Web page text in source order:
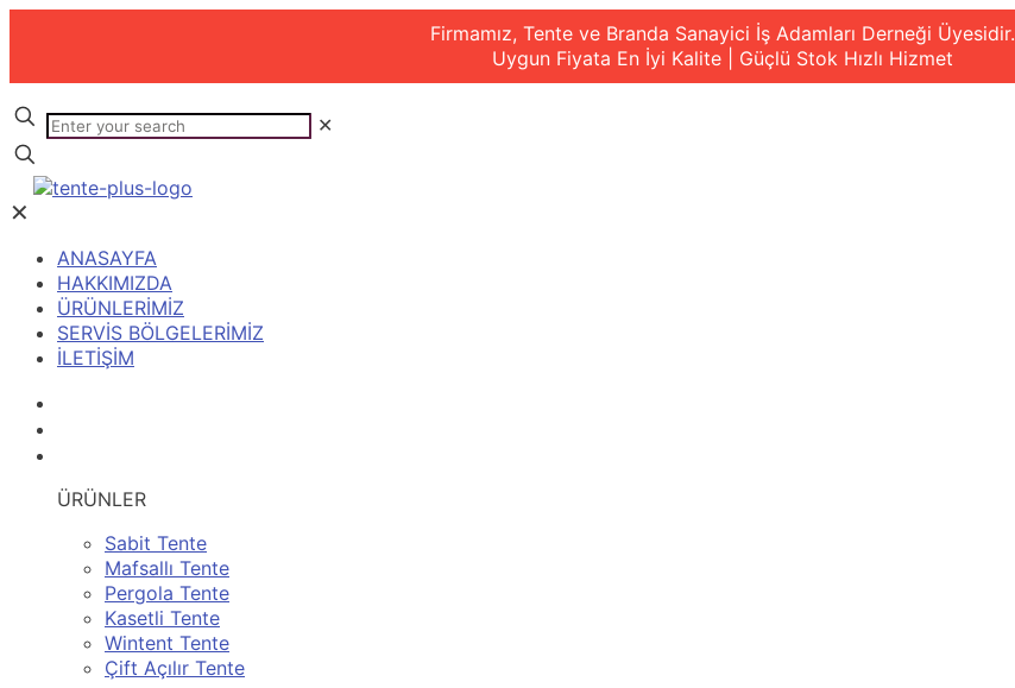
Firmamız, Tente ve Branda Sanayici İş Adamları Derneği Üyesidir.
Uygun Fiyata En İyi Kalite | Güçlü Stok Hızlı Hizmet
✕
✕
ANASAYFA
HAKKIMIZDA
ÜRÜNLERİMİZ
SERVİS BÖLGELERİMİZ
İLETİŞİM
ÜRÜNLER
Sabit Tente
Mafsallı Tente
Pergola Tente
Kasetli Tente
Wintent Tente
Çift Açılır Tente